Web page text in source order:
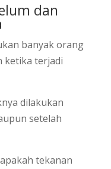
dan
banyak orang
ketika terjadi
dilakukan
setelah
tekanan